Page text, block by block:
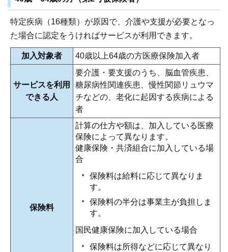
特定疾病（16種類）が原因で、介護や支援が必要となっ
た場合に認定をうければサービスが利用できます。
加入対象者 40歳以上64歳の方医療保険加入者
サービスを利用
できる人
要介護・要支援のうち、脳血管疾患、
糖尿病性関連疾患、慢性関節リュウマ
チなどの、老化に起因する疾病による
者
保険料
計算の仕方や額は、加入している医療
保険によって異なります。
健康保険・共済組合に加入している場
合
保険料は給料に応じて異なりま
す。
保険料の半分は事業主が負担しま
す。
国民健康保険に加入している場合
保険料は所得などに応じて異なり